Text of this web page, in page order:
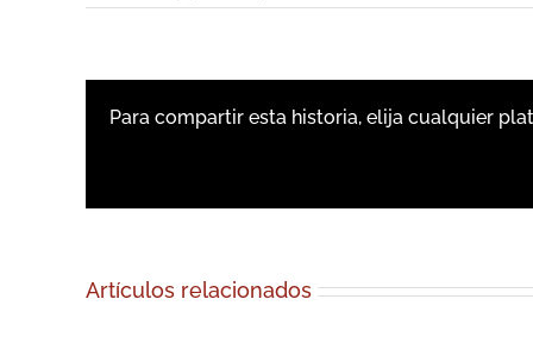
Para compartir esta historia, elija cualquier
Artículos relacionados